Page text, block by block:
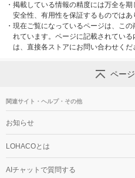
・ 掲載している情報の精度には万全を期
安全性、有用性を保証するものではあ
・ 現在ご覧になっているページは、こ
れています。ページに記載されてい
は、直接各ストアにお問い合わせくだ
ペー
関連サイト・ヘルプ・その他
お知らせ
LOHACOとは
AIチャットで質問する